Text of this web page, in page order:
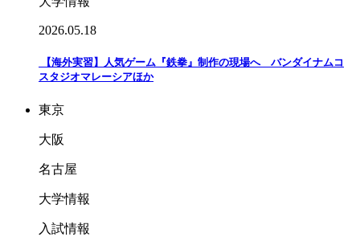
2026.05.18
【海外実習】人気ゲーム『鉄拳』制作の現場へ バンダイナムコ
スタジオマレーシアほか
東京
大阪
名古屋
大学情報
入試情報